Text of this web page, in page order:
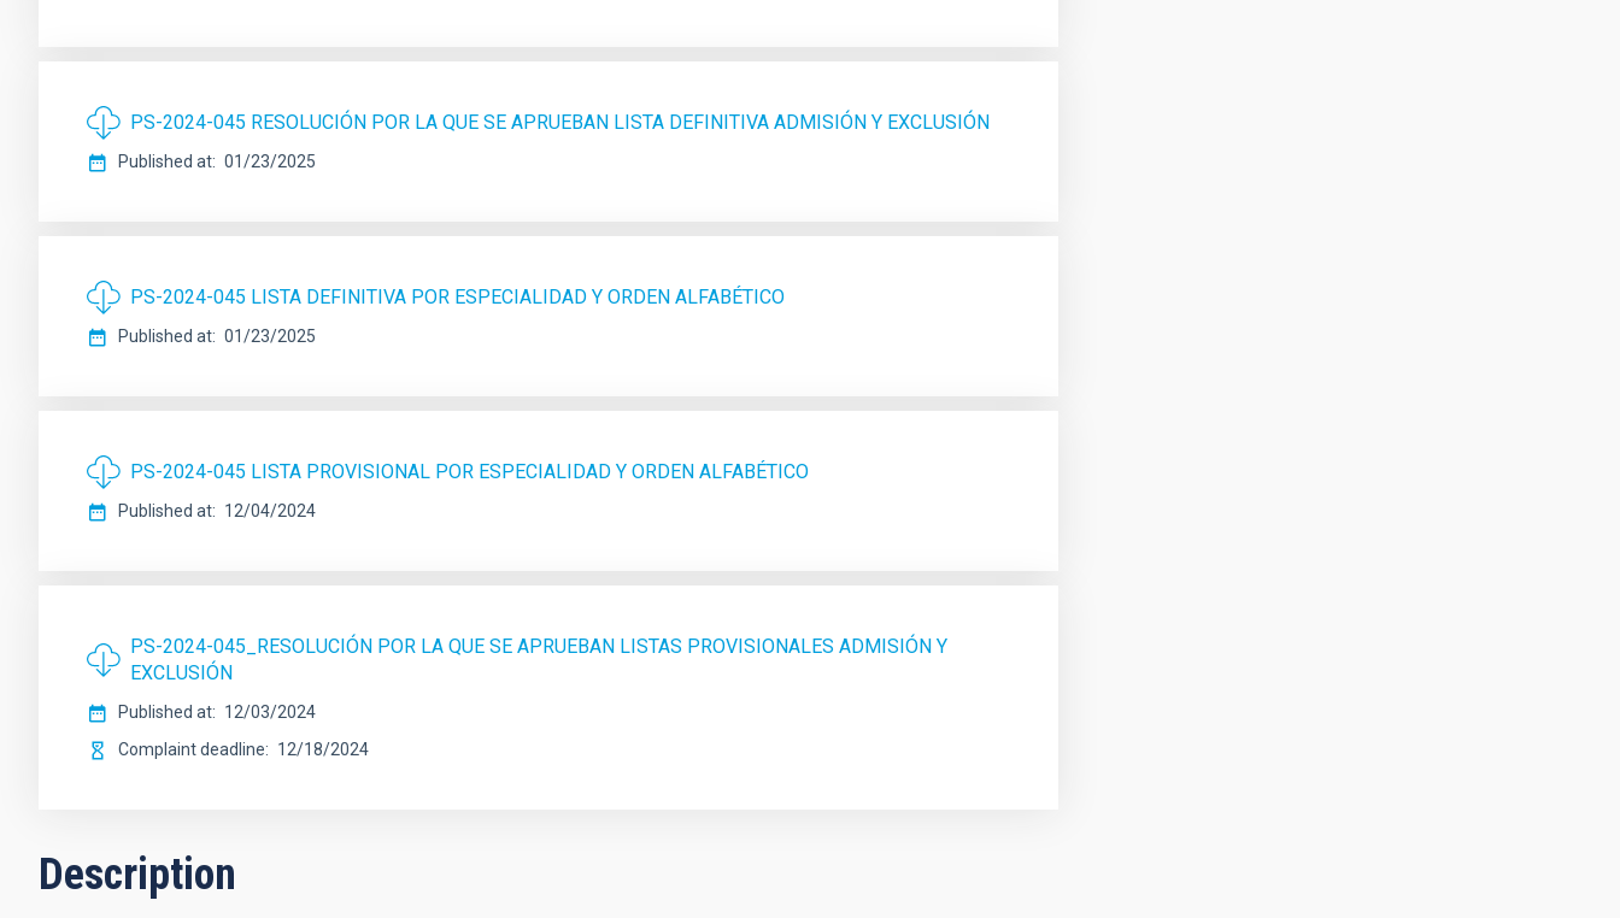
PS-2024-045 RESOLUCIÓN POR LA QUE SE APRUEBAN LISTA DEFINITIVA ADMISIÓN Y EXCLUSIÓN
Published at 01/23/2025
PS-2024-045 LISTA DEFINITIVA POR ESPECIALIDAD Y ORDEN ALFABÉTICO
Published at 01/23/2025
PS-2024-045 LISTA PROVISIONAL POR ESPECIALIDAD Y ORDEN ALFABÉTICO
Published at 12/04/2024
PS-2024-045_RESOLUCIÓN POR LA QUE SE APRUEBAN LISTAS PROVISIONALES ADMISIÓN Y
EXCLUSIÓN
Published at
12/03/2024
Complaint deadline
12/18/2024
Description